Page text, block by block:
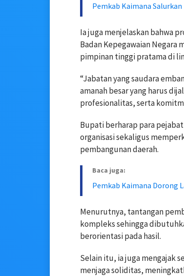
Pemkab Kaimana
Ia juga menjelaskan bahwa
Badan Kepegawaian Negara
pimpinan tinggi pratama di
“Jabatan yang saudara
amanah besar yang harus
profesionalitas, serta
Bupati berharap para
organisasi sekaligus
pembangunan daerah.
Baca juga:
Pemkab Kaimana Dorong
Menurutnya, tantangan
kompleks sehingga
berorientasi pada hasil.
Selain itu, ia juga mengajak
menjaga soliditas,